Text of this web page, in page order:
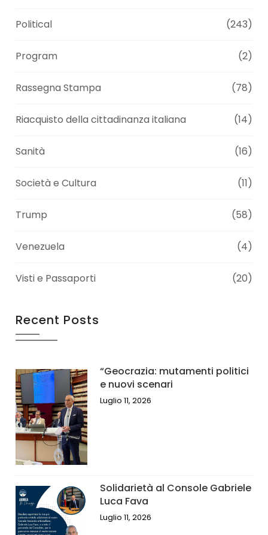
Political (243)
Program (2)
Rassegna Stampa (78)
Riacquisto della cittadinanza italiana (14)
Sanità (16)
Società e Cultura (11)
Trump (58)
Venezuela (4)
Visti e Passaporti (20)
Recent Posts
“Geocrazia: mutamenti politici
e nuovi scenari
Luglio 11, 2026
Solidarietà al Console Gabriele
Luca Fava
Luglio 11, 2026